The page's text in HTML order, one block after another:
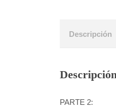
Descripción
PARTE 2: